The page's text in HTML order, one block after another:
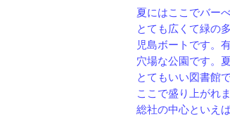
夏にはここでバー
とても広くて緑の
児島ボートです。
穴場な公園です。
とてもいい図書館
ここで盛り上がれ
総社の中心といえ